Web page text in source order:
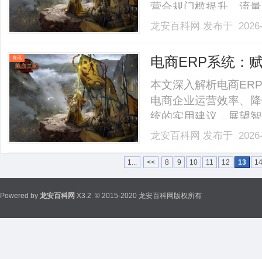
营合规门槛提升、流
业新手、亟待转型的
门槛、稳稳抓住全球
电.........
龙安百科网 发布于
资讯
电商ERP系统：
型
本文深入解析电商
电商企业运营效率、
统的实用建议，展望
龙安百科网 发布于
1... << 8 9 10 11 12 13 14
Powered by 龙安百科网 X3.2 © 2015-2020 龙安百科网版权所有